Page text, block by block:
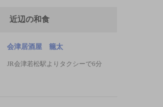
近辺の和食
会津居酒屋 籠太
JR会津若松駅よりタクシーで6分